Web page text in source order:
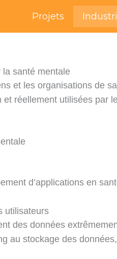
Projets
santé mentale
et les organisations de
réellement utilisées par
d’applications en
utilisateurs
des données
au stockage des